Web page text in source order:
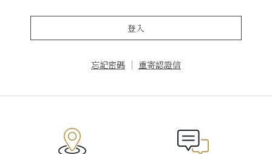
登入
忘記密碼 ｜ 重寄認證信